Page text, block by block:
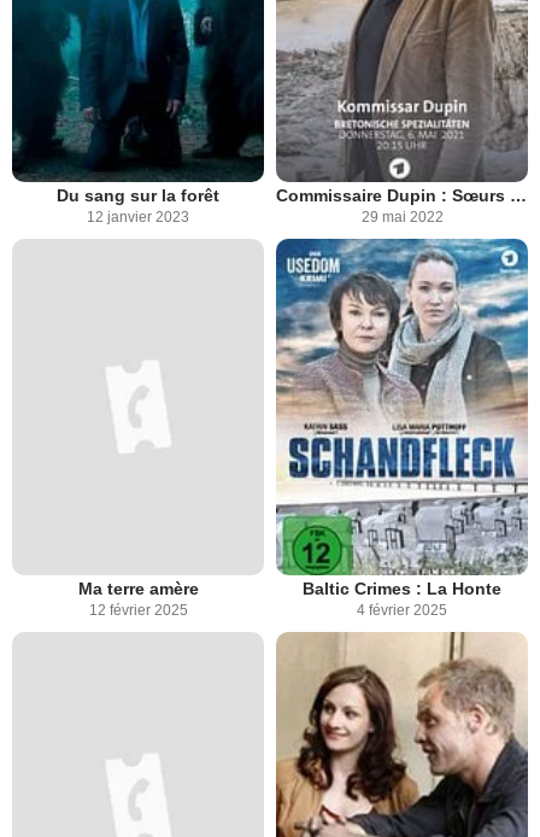
Du sang sur la forêt
12 janvier 2023
Commissaire Dupin : Sœurs ennemies
29 mai 2022
Ma terre amère
12 février 2025
Baltic Crimes : La Honte
4 février 2025